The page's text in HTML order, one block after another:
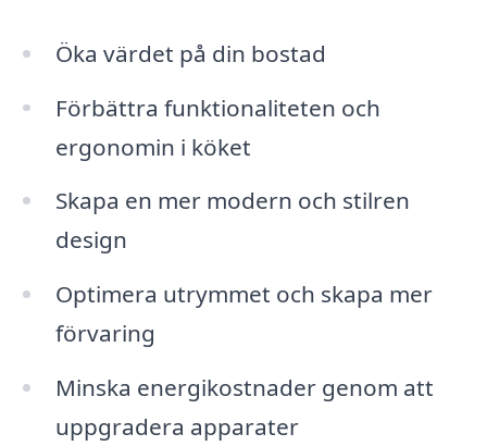
Öka värdet på din bostad
Förbättra funktionaliteten och
ergonomin i köket
Skapa en mer modern och stilren
design
Optimera utrymmet och skapa mer
förvaring
Minska energikostnader genom att
uppgradera apparater